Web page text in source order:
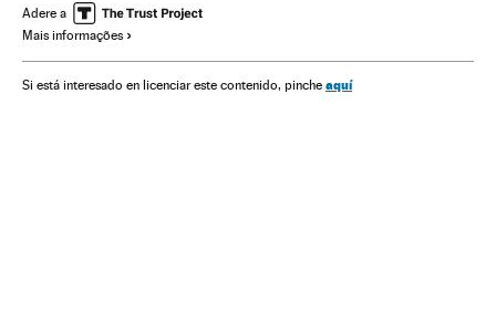
Filmes Personagens ficção
Indústria Cinematográfica
Chadwick Boseman Indústria cultural Cultura
Adere a
Mais informações
Si está interesado en licenciar este contenido, pinche aquí